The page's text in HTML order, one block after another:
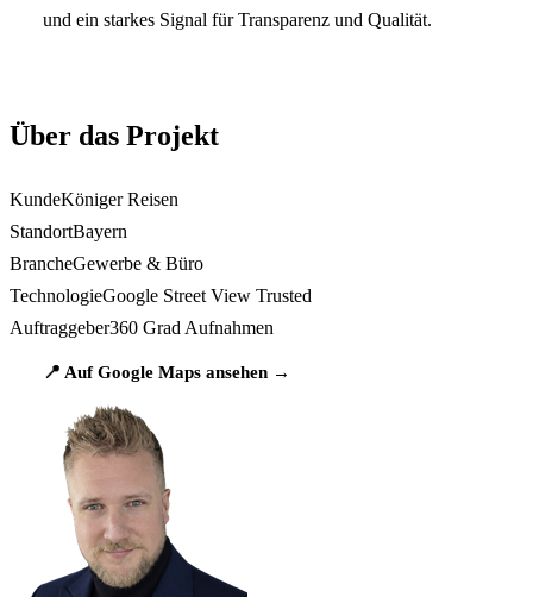
und ein starkes Signal für Transparenz und Qualität.
Über das Projekt
KundeKöniger Reisen
StandortBayern
BrancheGewerbe & Büro
TechnologieGoogle Street View Trusted
Auftraggeber360 Grad Aufnahmen
📍 Auf Google Maps ansehen →